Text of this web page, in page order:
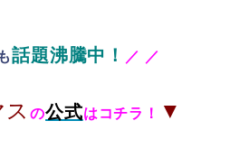
話題沸騰中！ ／ ／
スの公式はコチラ！ ▼